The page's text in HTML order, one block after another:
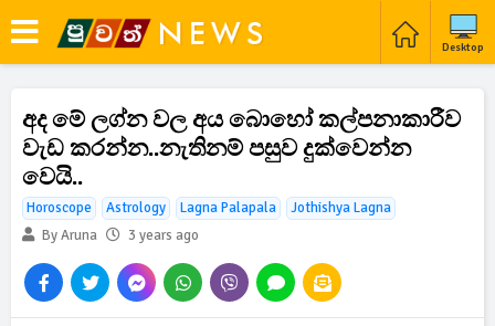
Desktop
අද මේ ලග්න වල අය බොහෝ කල්පනාකාරීව
වැඩ කරන්න..නැතිනම් පසුව දුක්වෙන්න
වෙයි..
Horoscope Astrology Lagna Palapala
Jothishya Lagna
By Aruna
3 years ago